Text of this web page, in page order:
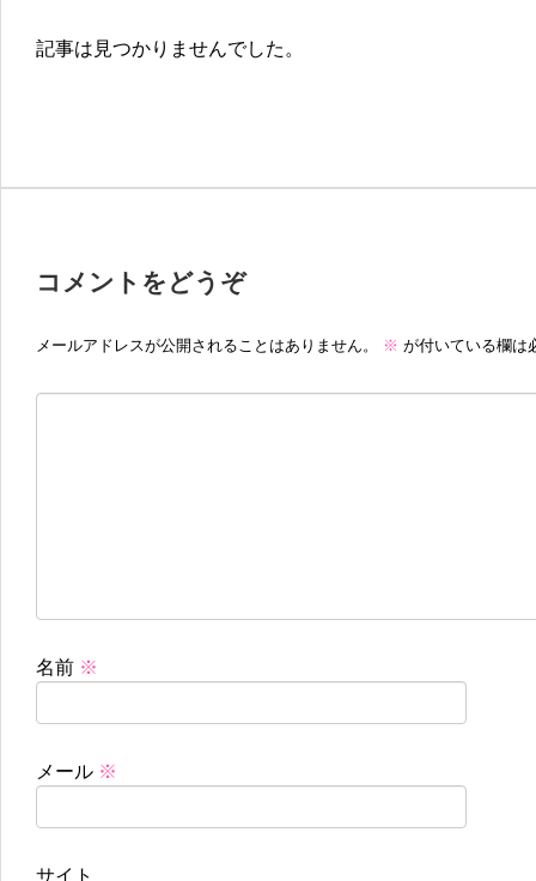
記事は見つかりませんでした。
コメントをどうぞ
メールアドレスが公開されることはありません。 ※ が付いている欄は
名前 ※
メール ※
サイト